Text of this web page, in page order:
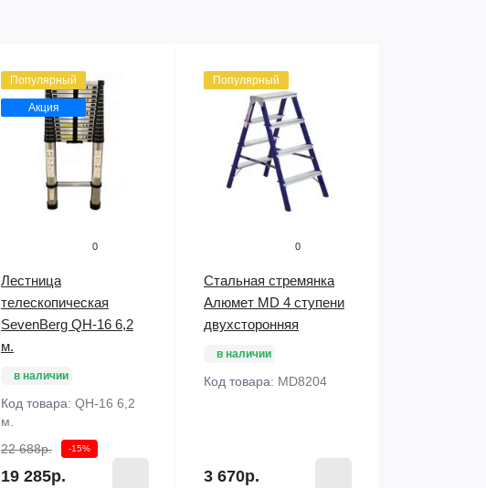
Популярный
Акция
0
Лестница
телескопическая
SevenBerg QH-16 6,2
м.
в наличии
Код товара: QH-16 6,2
м.
22 688р.
-15%
19 285р.
Популярный
0
Стальная стремянка
Алюмет MD 4 ступени
двухсторонняя
в наличии
Код товара: MD8204
3 670р.